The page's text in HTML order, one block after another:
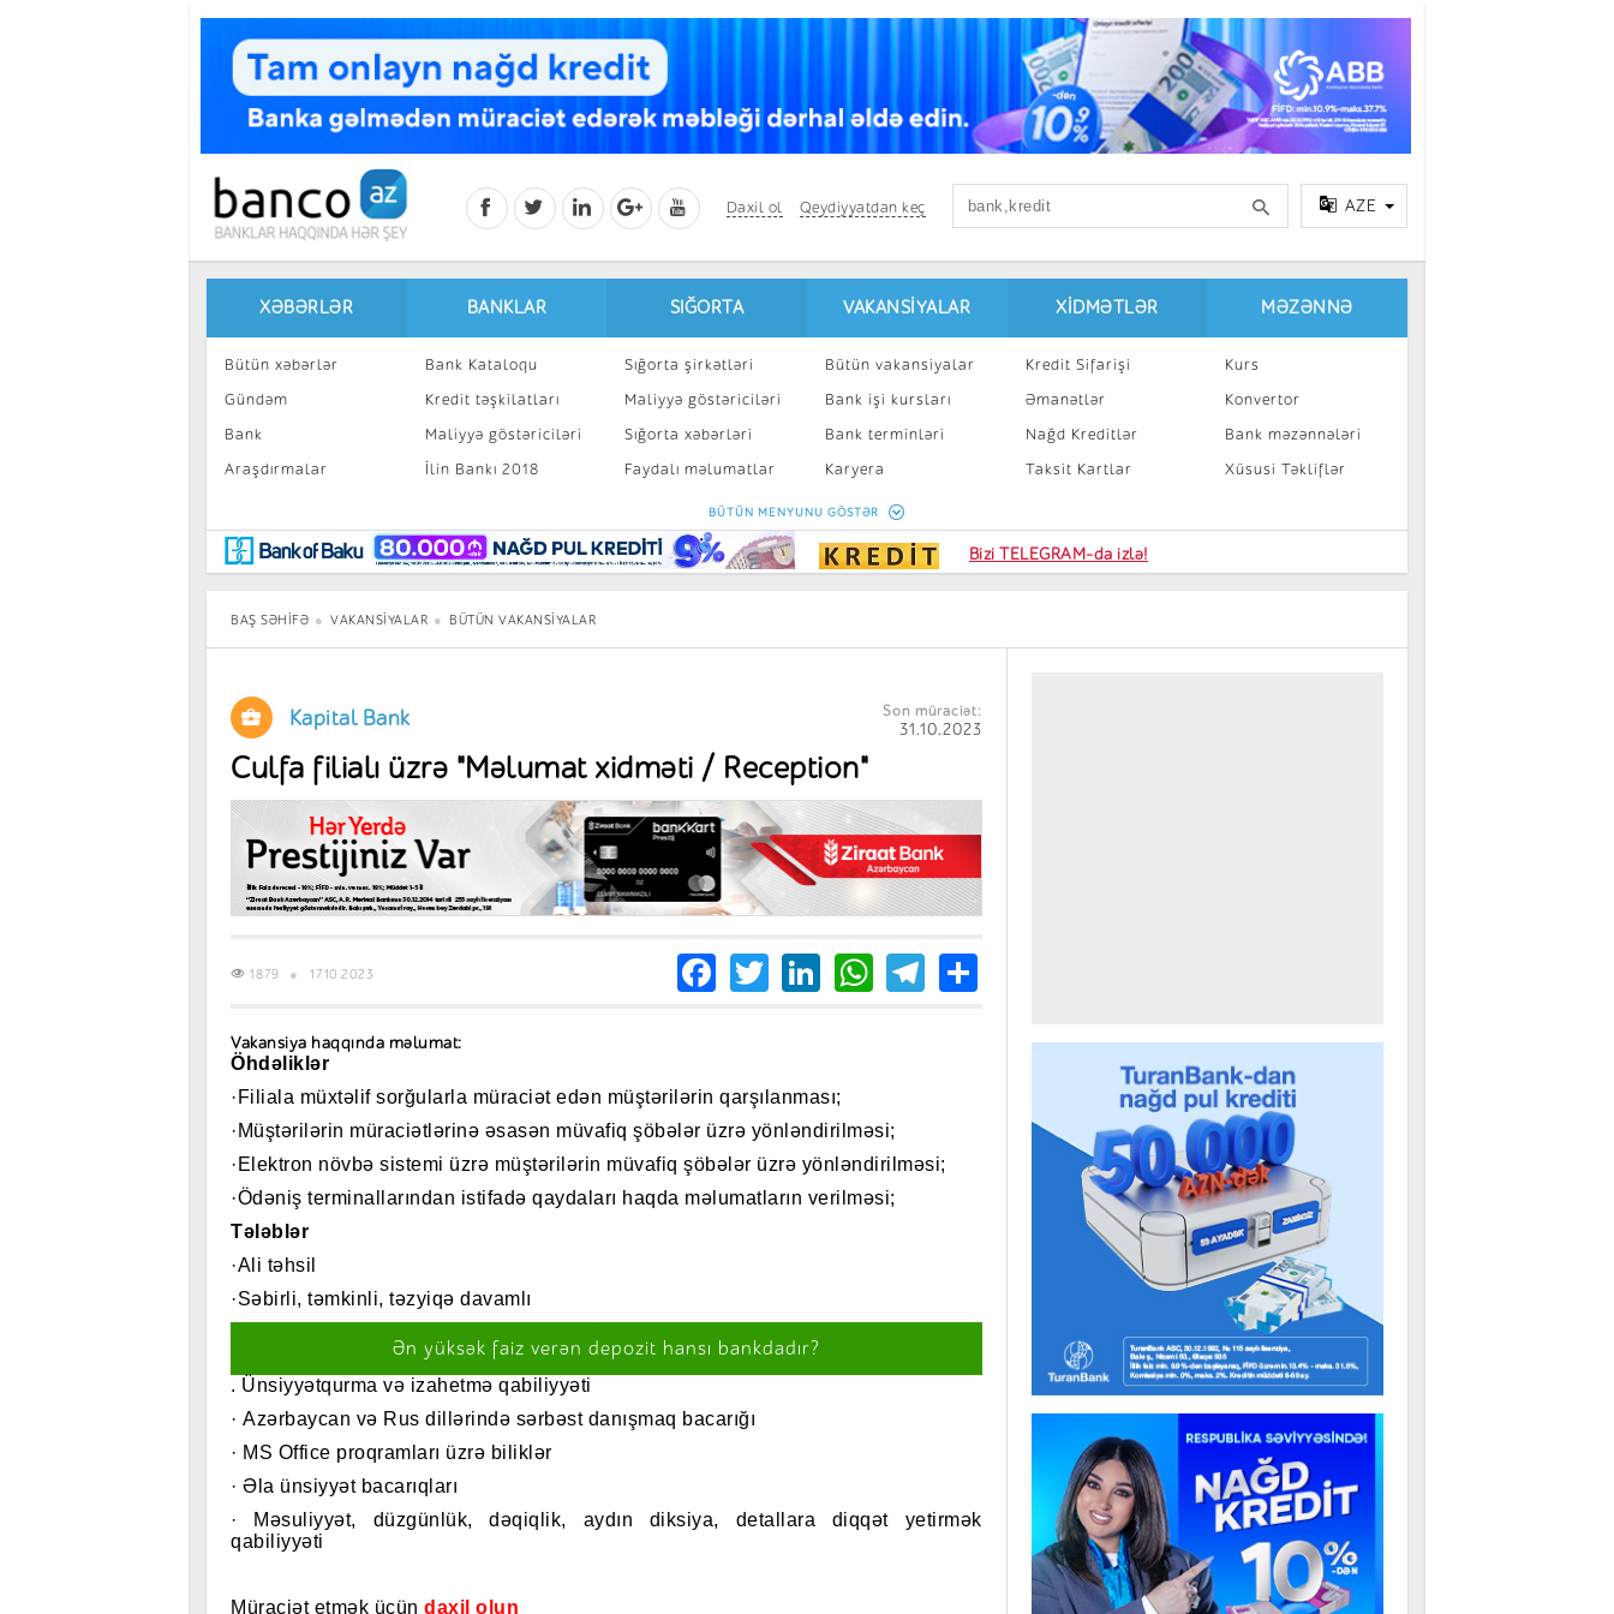
Daxil ol Qeydiyyatdan keç AZE
XƏBƏRLƏR
Bütün xəbərlər
Gündəm
Bank
Araşdırmalar
Maraqlı
BancoTV
Müsahibə
BANKLAR
Bank Kataloqu
Kredit təşkilatları
Maliyyə göstəriciləri
İlin Bankı 2018
SIĞORTA
Sığorta şirkətləri
Maliyyə göstəriciləri
Sığorta xəbərləri
Faydalı məlumatlar
Sığorta kalkulyatoru
VAKANSIYALAR
Bütün vakansiyalar
Bank işi kursları
Bank terminləri
Karyera
Peşakar inkişaf
XIDMƏTLƏR
Kredit Sifarişi
Əmanətlər
Nağd Kreditlər
Taksit Kartlar
Kart sifarişi
MƏZƏNNƏ
Kurs
Konvertor
Bank məzənnələri
Xüsusi Təkliflər
BÜTÜN MENYUNU GÖSTƏR
Bizi TELEGRAM-da izlə!
BAŞ SƏHIFƏ VAKANSIYALAR BÜTÜN VAKANSIYALAR
Kapital Bank Son müraciət:
31.10.2023
Culfa filialı üzrə "Məlumat xidməti / Reception"
1879 17.10.2023 Facebook
TwitterLinkedIn
WhatsApp
Telegram
Share
Vakansiya haqqında məlumat:
Öhdəliklər
·Filiala müxtəlif sorğularla müraciət edən müştərilərin qarşılanması;
·Müştərilərin müraciətlərinə əsasən müvafiq şöbələr üzrə yönləndirilməsi;
·Elektron növbə sistemi üzrə müştərilərin müvafiq şöbələr üzrə yönləndirilməsi;
·Ödəniş terminallarından istifadə qaydaları haqda məlumatların verilməsi;
Tələblər
·Ali təhsil
·Səbirli, təmkinli, təzyiqə davamlı
Ən yüksək faiz verən depozit hansı bankdadır?
. Ünsiyyətqurma və izahetmə qabiliyyəti
· Azərbaycan və Rus dillərində sərbəst danışmaq bacarığı
· MS Office proqramları üzrə biliklər
· Əla ünsiyyət bacarıqları
· Məsuliyyət, düzgünlük, dəqiqlik, aydın diksiya, detallara diqqət yetirmək
qabiliyyəti
Müraciət etmək üçün daxil olun